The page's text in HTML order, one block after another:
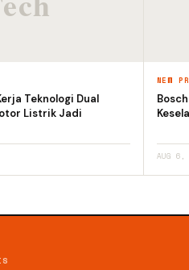
Teknologi Dual
Listrik Jadi
NEW
AUG 6,